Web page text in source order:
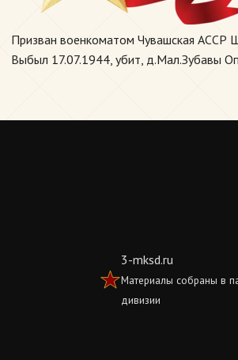
Призван военкоматом Чувашская АССР
Выбыл 17.07.1944, убит, д.Мал.Зубавы
3-mksd.ru
Материалы собраны в
дивизии